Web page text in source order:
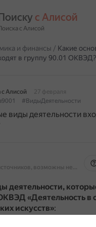
с Алисой
с Алисой
и финансы / Какие
в группу 90.01 ОКВЭД?
с Алисой
27 февраля
#ВидыДеятельности
виды деятельности
На основе источников, возможны неточности
деятельности,
«Деятельность в
искусств»:
постановка